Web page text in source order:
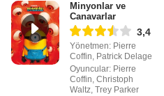
Minyonlar ve
Canavarlar
3,4
Yönetmen: Pierre
Coffin, Patrick Delage
Oyuncular: Pierre
Coffin, Christoph
Waltz, Trey Parker